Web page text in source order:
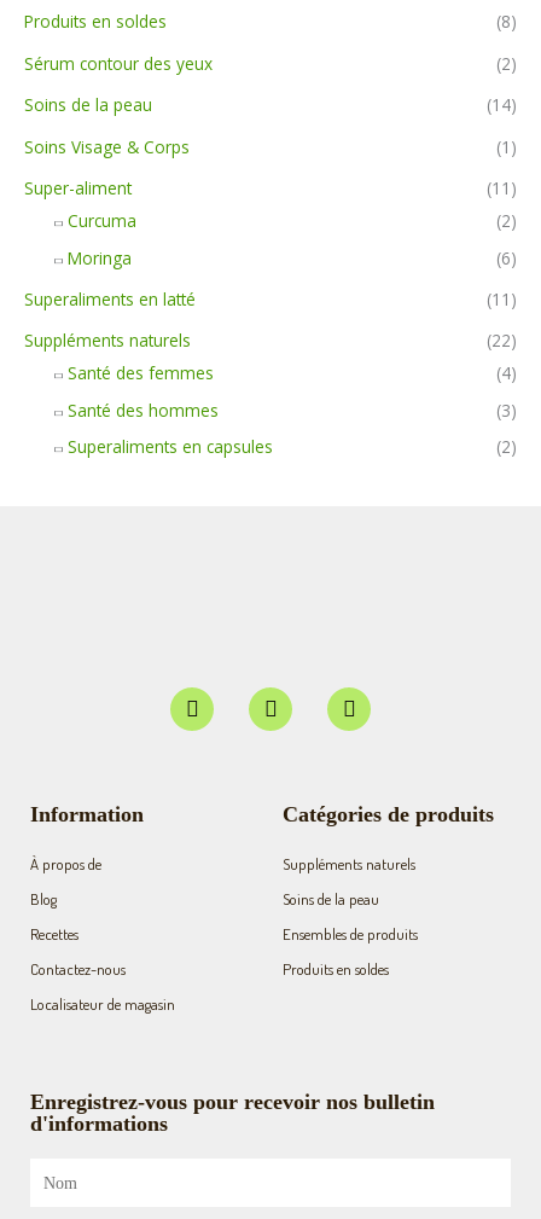
Produits en soldes
(8)
Sérum contour des yeux
(2)
Soins de la peau
(14)
Soins Visage & Corps
(1)
Super-aliment
(11)
Curcuma
(2)
Moringa
(6)
Superaliments en latté
(11)
Suppléments naturels
(22)
Santé des femmes
(4)
Santé des hommes
(3)
Superaliments en capsules
(2)
F
a
c
I
n
s
m
Y
o
u
b
e
Information
À propos de
Blog
Recettes
Contactez-nous
Localisateur de magasin
Catégories de produits
Suppléments naturels
Soins de la peau
Ensembles de produits
Produits en soldes
Enregistrez-vous pour recevoir nos bulletin
d'informations